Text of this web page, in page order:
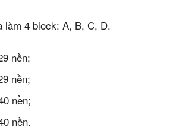
làm 4 block: A, B, C, D.
nền;
nền;
nền;
nền.